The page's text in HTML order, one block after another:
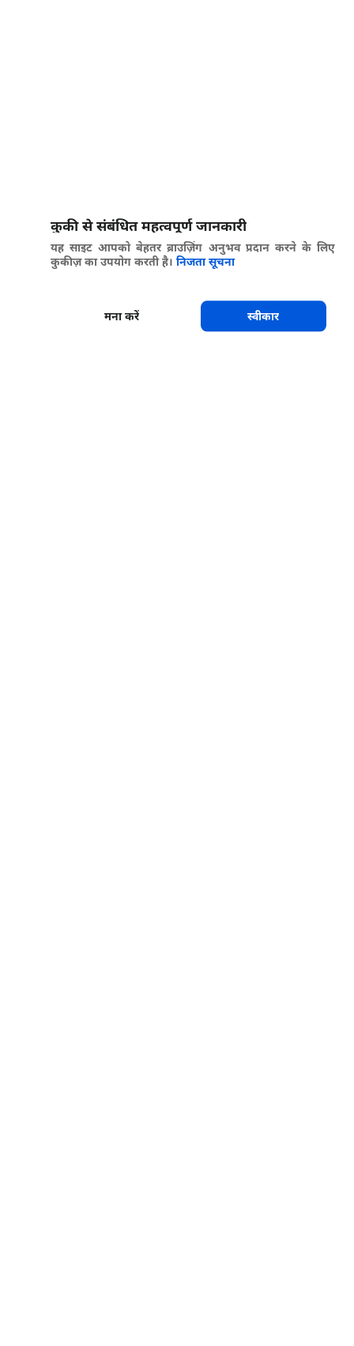
कुकी से संबंधित महत्वपूर्ण जानकारी
यह साइट आपको बेहतर ब्राउज़िंग अनुभव प्रदान करने के लिए
कुकीज़ का उपयोग करती है। निजता सूचना
मना करें स्वीकार